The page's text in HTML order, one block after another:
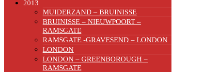
2013
MUIDERZAND – BRUINISSE
BRUINISSE – NIEUWPOORT –
RAMSGATE
RAMSGATE -GRAVESEND – LONDON
LONDON
LONDON – GREENBOROUGH –
RAMSGATE